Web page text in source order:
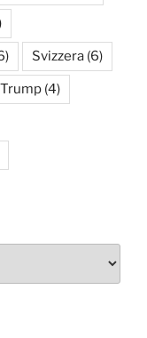
Svizzera (6)
Trump (4)